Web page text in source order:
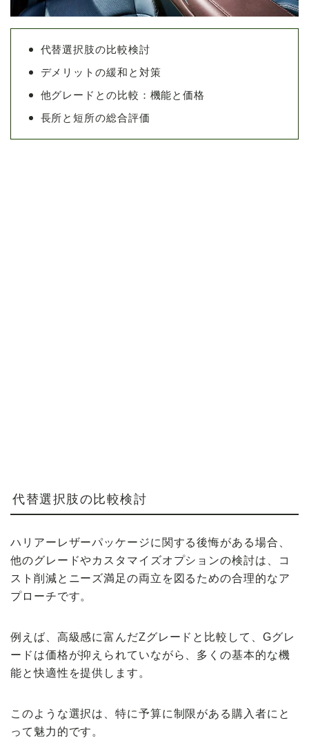
代替選択肢の比較検討
デメリットの緩和と対策
他グレードとの比較：機能と価格
長所と短所の総合評価
代替選択肢の比較検討
ハリアーレザーパッケージに関する後悔がある場合、
他のグレードやカスタマイズオプションの検討は、コ
スト削減とニーズ満足の両立を図るための合理的なア
プローチです。
例えば、高級感に富んだZグレードと比較して、Gグレ
ードは価格が抑えられていながら、多くの基本的な機
能と快適性を提供します。
このような選択は、特に予算に制限がある購入者にと
って魅力的です。